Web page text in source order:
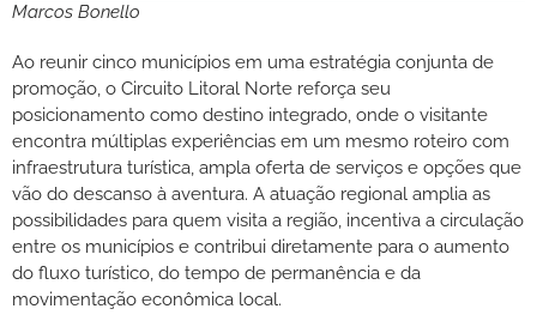
Marcos Bonello
Ao reunir cinco municípios em uma estratégia conjunta de
promoção, o Circuito Litoral Norte reforça seu
posicionamento como destino integrado, onde o visitante
encontra múltiplas experiências em um mesmo roteiro com
infraestrutura turística, ampla oferta de serviços e opções que
vão do descanso à aventura. A atuação regional amplia as
possibilidades para quem visita a região, incentiva a circulação
entre os municípios e contribui diretamente para o aumento
do fluxo turístico, do tempo de permanência e da
movimentação econômica local.